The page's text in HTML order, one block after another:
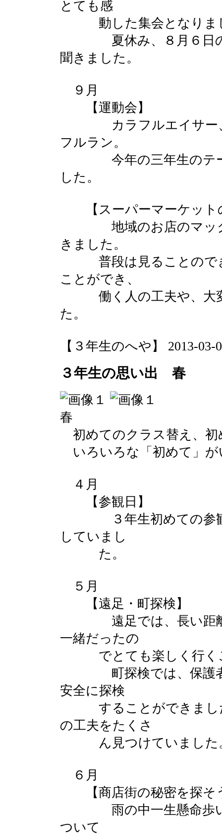
とても感
動した集会となりま
夏休み、８月６日の
聞きました。
９月
【運動会】
カラフルエイサー、
フルラン。
今年の三年生のテー
した。
【スーパーマーケット
地域のお店のマック
きました。
普段は見ることのでき
ことができ、
働く人の工夫や、大変
た。
【３年生のへや】 2013-03-
３年生の思い出 春
春
初めてのクラス替え、初
いろいろな「初めて」が
４月
【参観日】
３年生初めての参観
していまし
た。
５月
【遠足・町探検】
遠足では、長い距離
一緒だったの
でとても楽しく行く
町探検では、保護者
安全に探検
することができました
の工夫をたくさ
ん見つけていました
６月
【商店街の秘密を探そ
雨の中一生懸命歩い
ついて